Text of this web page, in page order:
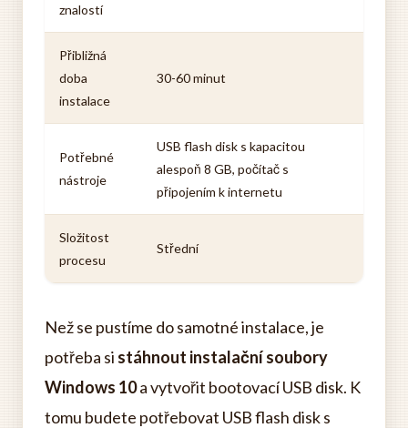
znalostí
Přibližná
doba
instalace
30-60 minut
Potřebné
nástroje
USB flash disk s kapacitou
alespoň 8 GB, počítač s
připojením k internetu
Složitost
procesu
Střední
Než se pustíme do samotné instalace, je
potřeba si stáhnout instalační soubory
Windows 10a vytvořit bootovací USB disk. K
tomu budete potřebovat USB flash disk s